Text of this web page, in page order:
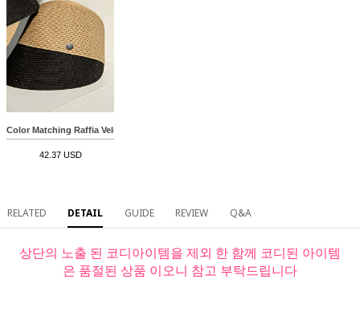
Color Matching Raffia Velcro Ratan Hat
42.37 USD
RELATED DETAIL GUIDE REVIEW Q&A
상단의 노출 된 코디아이템을 제외 한 함께 코디된 아이템
은 품절된 상품 이오니 참고 부탁드립니다